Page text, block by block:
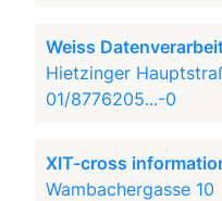
Weiss
Hietzinger
01/8776205...-0
XIT-cross
Wambachergasse 10